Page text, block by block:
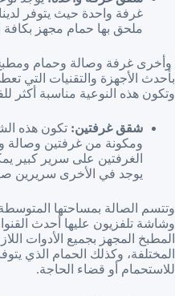
غرفة واحدة حيث يتوفر
ملحق بها حمام مجهز بكافة
وأخرى غرفة وصالة وحمام
بأحدث الأجهزة والتقنيات التي
وتكون هذه النوعية مناسبة أكثر
شقق غرفتين: تكون هذه
ومكونة من غرفتين وصالة
الغرفتين على سرير كبير
يوجد في الأخرى سريرين
وتتسم الصالة بمساحتها
وشاشة تلفزيون عليها أحدث
المطبخ المجهز بجميع الأدوات
المختلفة، وكذلك الحمام الذي
للاستحمام أو قضاء الحاجة.